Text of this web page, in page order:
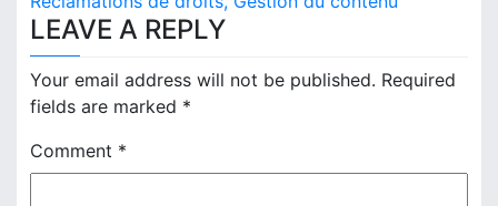
t
n
a
v
i
LEAVE A REPLY
Your email address will not be published. Required
fields are marked *
Comment *